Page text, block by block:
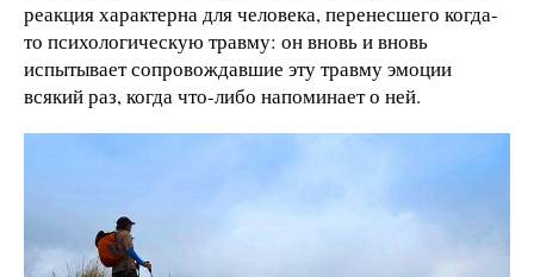
реакция характерна для человека, перенесшего когда-
то психологическую травму: он вновь и вновь
испытывает сопровождавшие эту травму эмоции
всякий раз, когда что-либо напоминает о ней.